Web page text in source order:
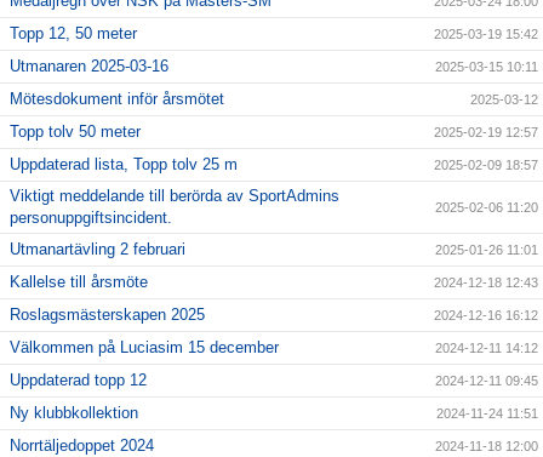
Topp 12, 50 meter 2025-03-19 15:42
Utmanaren 2025-03-16 2025-03-15 10:11
Mötesdokument inför årsmötet 2025-03-12
Topp tolv 50 meter 2025-02-19 12:57
Uppdaterad lista, Topp tolv 25 m 2025-02-09 18:57
Viktigt meddelande till berörda av SportAdmins
personuppgiftsincident.
2025-02-06 11:20
Utmanartävling 2 februari 2025-01-26 11:01
Kallelse till årsmöte 2024-12-18 12:43
Roslagsmästerskapen 2025 2024-12-16 16:12
Välkommen på Luciasim 15 december 2024-12-11 14:12
Uppdaterad topp 12 2024-12-11 09:45
Ny klubbkollektion 2024-11-24 11:51
Norrtäljedoppet 2024 2024-11-18 12:00